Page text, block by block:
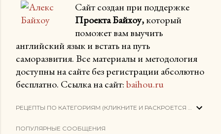
Сайт создан при поддержке
Проекта Байхоу,который
поможет вам выучить
английский язык и встать на путь
саморазвития. Все материалы и методология
доступны на сайте без регистрации абсолютно
бесплатно. Ссылка на сайт:baihou.ru
РЕЦЕПТЫ ПО КАТЕГОРИЯМ (КЛИКНИТЕ И РАСКРОЕТСЯ СПИСОК)
ПОПУЛЯРНЫЕ СООБЩЕНИЯ